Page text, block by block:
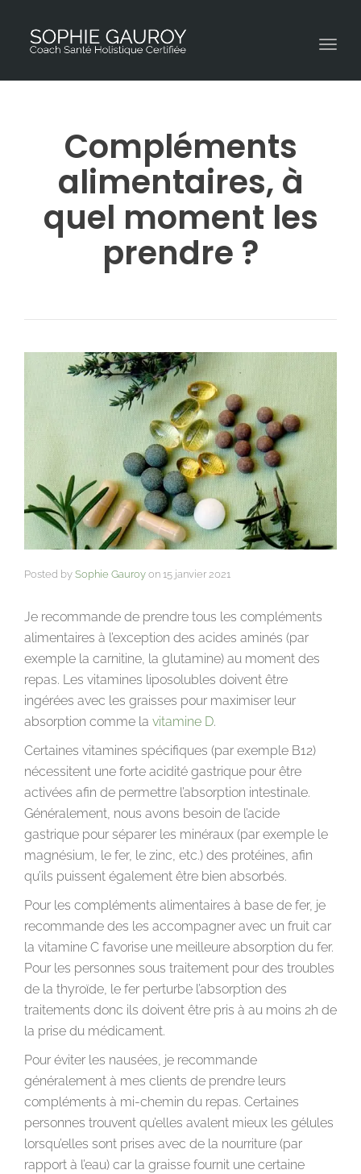
Compléments
alimentaires, à
quel moment les
prendre ?
Posted by Sophie Gauroy on 15 janvier 2021
Je recommande de prendre tous les compléments
alimentaires à l’exception des acides aminés (par
exemple la carnitine, la glutamine) au moment des
repas. Les vitamines liposolubles doivent être
ingérées avec les graisses pour maximiser leur
absorption comme la vitamine D.
Certaines vitamines spécifiques (par exemple B12)
nécessitent une forte acidité gastrique pour être
activées afin de permettre l’absorption intestinale.
Généralement, nous avons besoin de l’acide
gastrique pour séparer les minéraux (par exemple le
magnésium, le fer, le zinc, etc.) des protéines, afin
qu’ils puissent également être bien absorbés.
Pour les compléments alimentaires à base de fer, je
recommande des les accompagner avec un fruit car
la vitamine C favorise une meilleure absorption du fer.
Pour les personnes sous traitement pour des troubles
de la thyroïde, le fer perturbe l’absorption des
traitements donc ils doivent être pris à au moins 2h de
la prise du médicament.
Pour éviter les nausées, je recommande
généralement à mes clients de prendre leurs
compléments à mi-chemin du repas. Certaines
personnes trouvent qu’elles avalent mieux les gélules
lorsqu’elles sont prises avec de la nourriture (par
rapport à l’eau) car la graisse fournit une certaine